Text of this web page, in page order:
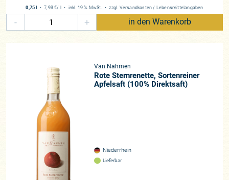
0,75 l ・7,93 €/ l ・ inkl. 19 % MwSt.・zzgl. Versandkosten / Lebensmittelangaben
- + in den Warenkorb
Van Nahmen
Rote Sternrenette, Sortenreiner
Apfelsaft (100% Direktsaft)
Niederrhein
Lieferbar